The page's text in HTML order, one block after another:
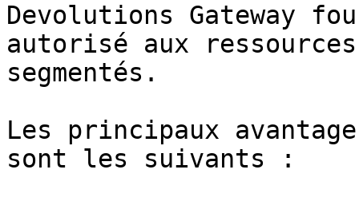
Devolutions Gateway
autorisé aux
segmentés.
Les principaux
sont les suivants :